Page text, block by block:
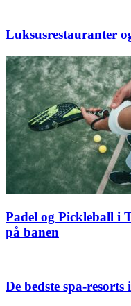
Luksusrestauranter
Padel og Pickleball i
på banen
De bedste spa-